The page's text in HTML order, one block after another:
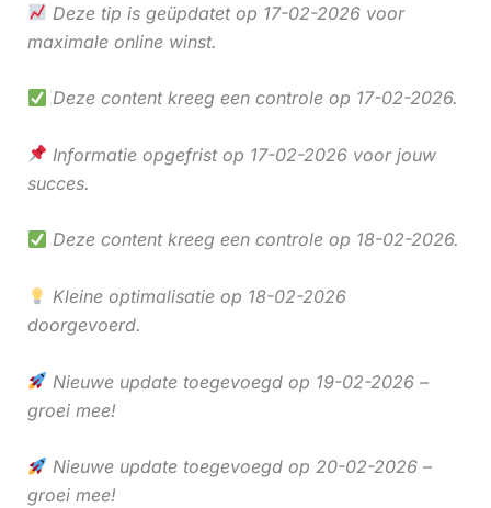
Deze tip is geüpdatet op 17-02-2026 voor
maximale online winst.
Deze content kreeg een controle op 17-02-2026.
Informatie opgefrist op 17-02-2026 voor jouw
succes.
Deze content kreeg een controle op 18-02-2026.
Kleine optimalisatie op 18-02-2026
doorgevoerd.
Nieuwe update toegevoegd op 19-02-2026 –
groei mee!
Nieuwe update toegevoegd op 20-02-2026 –
groei mee!